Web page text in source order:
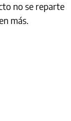
no se reparte
más.